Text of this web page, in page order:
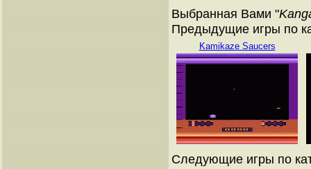
Выбранная Вами "
Предыдущие игры по
Kamikaze Saucers
Следующие игры по